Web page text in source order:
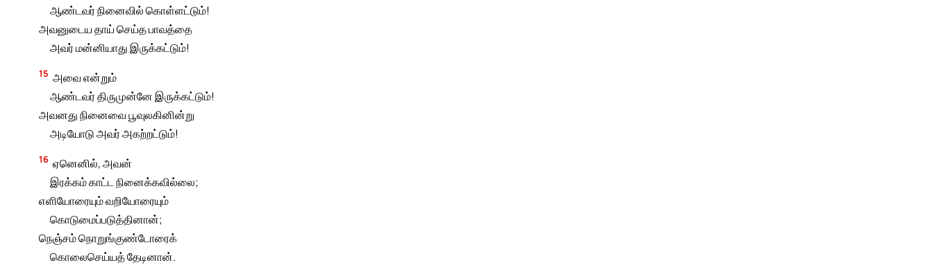
ஆண்டவர் நினைவில் கொள்ளட்டும்!
அவனுடைய தாய் செய்த பாவத்தை
அவர் மன்னியாது இருக்கட்டும்!
15 அவை என்றும்
ஆண்டவர் திருமுன்னே இருக்கட்டும்!
அவனது நினைவை பூவுலகினின்று
அடியோடு அவர் அகற்றட்டும்!
16 ஏனெனில், அவன்
இரக்கம் காட்ட நினைக்கவில்லை;
எளியோரையும் வறியோரையும்
கொடுமைப்படுத்தினான்;
நெஞ்சம் நொறுங்குண்டோரைக்
கொலைசெய்யத் தேடினான்.